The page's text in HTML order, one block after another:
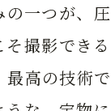
一つが、
撮影でき
高の技術